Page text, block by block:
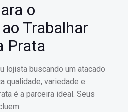
o
Trabalhar
Prata
lojista buscando um atacado
qualidade, variedade e
é a parceira ideal. Seus